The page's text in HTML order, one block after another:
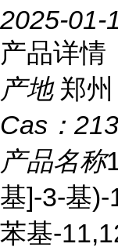
2025-01-
产品详情
产地 郑州
Cas：
产品名称
基]-3-基)-
苯基-